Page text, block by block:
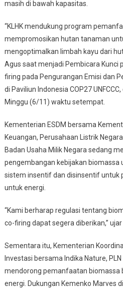
masih di bawah kapasitas.
“KLHK mendukung program
mempromosikan hutan tanaman
mengoptimalkan limbah kayu dari
Agus saat menjadi Pembicara Kunci
firing pada Pengurangan Emisi dan
di Paviliun Indonesia COP27
Minggu (6/11) waktu setempat.
Kementerian ESDM bersama
Keuangan, Perusahaan Listrik
Badan Usaha Milik Negara sedang
pengembangan kebijakan biomassa
sistem insentif dan disinsentif untuk
untuk energi.
“Kami berharap regulasi tentang
co-firing dapat segera diberikan,” ujar
Sementara itu, Kementerian
Investasi bersama Indika Nature,
mendorong pemanfaatan biomassa
energi. Dukungan Kemenko Marves